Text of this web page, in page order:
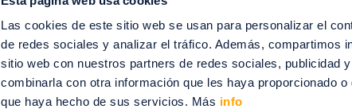
Las cookies de este sitio web se usan para personalizar el
de redes sociales y analizar el tráfico. Además, compartimos
sitio web con nuestros partners de redes sociales, publicidad
combinarla con otra información que les haya proporcionado
que haya hecho de sus servicios. Más info
¡Entérate de todas
Suscríbete para recibir ofertas